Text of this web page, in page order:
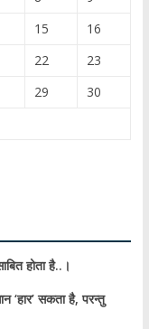
15
16
22
23
29
30
होता है..।
‘हार’ सकता है,परन्तु